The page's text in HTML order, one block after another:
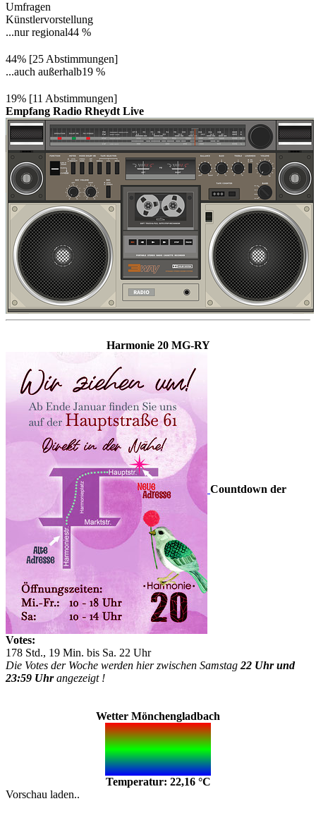
Umfragen
Künstlervorstellung
...nur regional44 %
44% [25 Abstimmungen]
...auch außerhalb19 %
19% [11 Abstimmungen]
Empfang Radio Rheydt Live
Harmonie 20 MG-RY
Countdown der
Votes:
178 Std., 19 Min. bis Sa. 22 Uhr
Die Votes der Woche werden hier zwischen Samstag 22 Uhr und
23:59 Uhrangezeigt !
Wetter Mönchengladbach
Temperatur: 22,16 °C
Vorschau laden..